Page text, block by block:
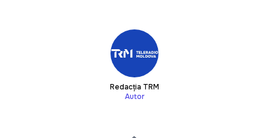
Redacția TRM
Autor